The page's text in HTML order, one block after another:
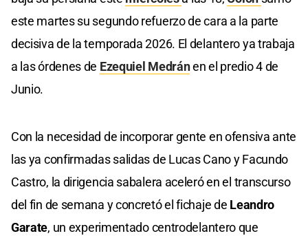
este martes su segundo refuerzo de cara a la parte
decisiva de la temporada 2026. El delantero ya trabaja
a las órdenes de Ezequiel Medránen el predio 4 de
Junio.
Con la necesidad de incorporar gente en ofensiva ante
las ya confirmadas salidas de Lucas Cano y Facundo
Castro, la dirigencia sabalera aceleró en el transcurso
del fin de semana y concretó el fichaje de Leandro
Garate, un experimentado centrodelantero que